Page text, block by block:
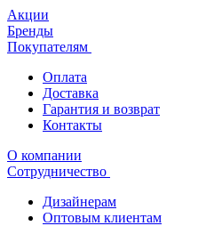
Акции
Бренды
Покупателям
Оплата
Доставка
Гарантия и возврат
Контакты
О компании
Сотрудничество
Дизайнерам
Оптовым клиентам